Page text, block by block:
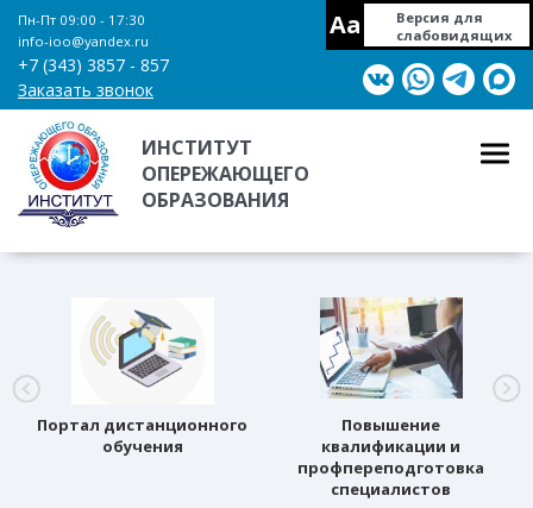
Пн-Пт 09:00 - 17:30
info-ioo@yandex.ru
+7 (343) 3857 - 857
Заказать звонок
Aa
Версия для
слабовидящих
ИНСТИТУТ
ОПЕРЕЖАЮЩЕГО
ОБРАЗОВАНИЯ
Портал дистанционного
обучения
Повышение
квалификации и
профпереподготовка
специалистов